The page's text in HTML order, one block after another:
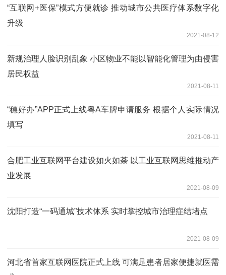
“互联网+医保”模式方便就诊 推动城市公共医疗体系数字化
升级
2021-08-12
新规治理人脸识别乱象 小区物业不能以智能化管理为由侵害
居民权益
2021-08-11
“穗好办”APP正式上线粤A车牌申请服务 根据个人实际情况
填写
2021-08-11
合肥工业互联网平台建设如火如荼 以工业互联网思维推动产
业发展
2021-08-09
沈阳打造“一码通城”技术体系 实时掌控城市治理症结堵点
2021-08-09
河北省首家互联网医院正式上线 可满足患者居家便捷就医需